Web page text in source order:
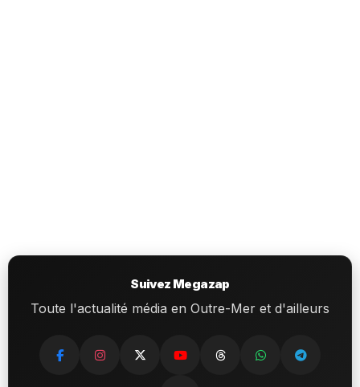
Suivez Megazap
Toute l'actualité média en Outre-Mer et d'ailleurs